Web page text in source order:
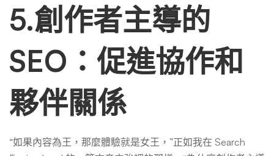
5.創作者主導的
SEO：促進協作和
夥伴關係
“如果內容為王，那麼體驗就是女王，”正如我在 Search